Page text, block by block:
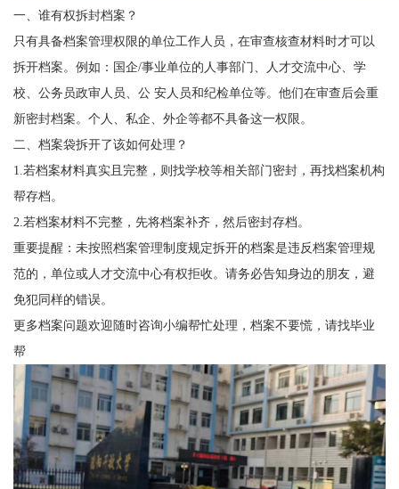
一、 谁有权拆封档案？
只有具备档案管理权限的单位工作人员，在审查核查材料时才可以
拆开档案。例如：国企/事业单位的人事部门、人才交流中心、学
校、公务员政审人员、公 安人员和纪检单位等。他们在审查后会重
新密封档案。个人、私企、外企等都不具备这一权限。
二、 档案袋拆开了该如何处理？
1. 若档案材料真实且完整，则找学校等相关部门密封，再找档案机构
帮存档。
2. 若档案材料不完整，先将档案补齐，然后密封存档。
重要提醒：未按照档案管理制度规定拆开的档案是违反档案管理规
范的，单位或人才交流中心有权拒收。请务必告知身边的朋友，避
免犯同样的错误。
更多档案问题欢迎随时咨询小编帮忙处理，档案不要慌，请找毕业
帮